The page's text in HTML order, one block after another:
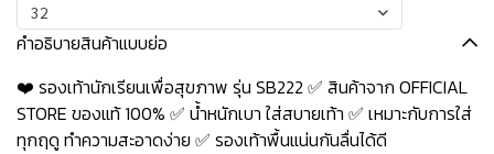
32
คำอธิบายสินค้าแบบย่อ
❤️ รองเท้านักเรียนเพื่อสุขภาพ รุ่น SB222 ✅ สินค้าจาก OFFICIAL
STORE ของแท้ 100% ✅ น้ำหนักเบา ใส่สบายเท้า ✅ เหมาะกับการใส่
ทุกฤดู ทำความสะอาดง่าย ✅ รองเท้าพื้นแน่นกันลื่นได้ดี